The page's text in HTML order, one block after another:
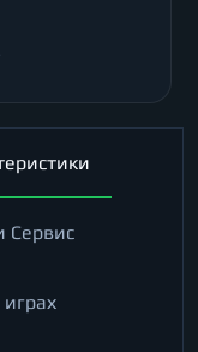
Сервис